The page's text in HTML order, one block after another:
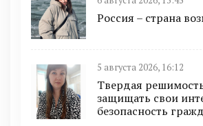
Россия – страна
5 августа 2026, 16:12
Твердая
защищать свои
безопасность